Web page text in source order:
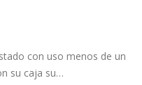
con uso menos de un
su caja su…